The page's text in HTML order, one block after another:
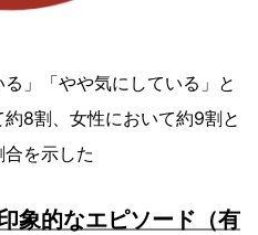
」「やや気にしている」と
8割、女性において約9割と
を示した
象的なエピソード（有